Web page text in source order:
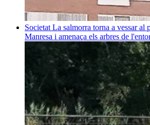
Societat La salmorra torna a vessar al
Manresa i amenaça els arbres de